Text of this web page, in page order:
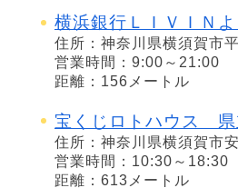
横浜銀行ＬＩＶＩＮ
住所：神奈川県横須賀市
営業時間：9:00～21:00
距離：156メートル
宝くじロトハウス 県
住所：神奈川県横須賀市
営業時間：10:30～18:30
距離：613メートル